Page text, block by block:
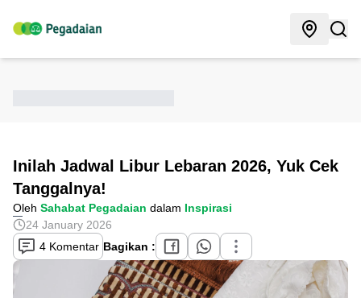
Inilah Jadwal Libur Lebaran 2026, Yuk Cek
Tanggalnya!
Oleh Sahabat Pegadaian dalam Inspirasi
24 January 2026
4 Komentar Bagikan :